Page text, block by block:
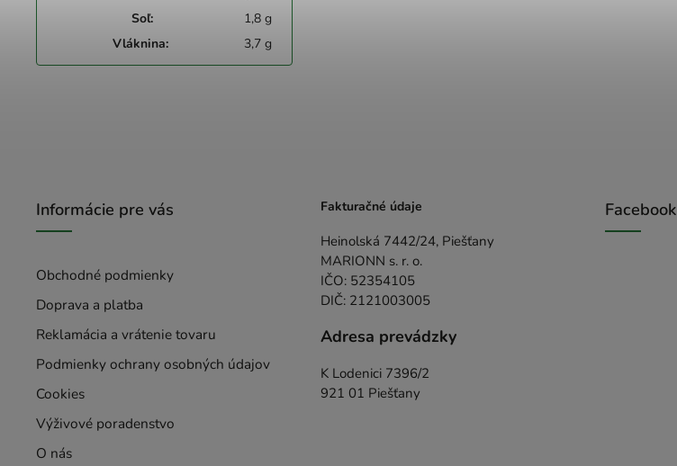
Soľ:
1,8 g
Vláknina:
3,7 g
Informácie pre vás
Obchodné podmienky
Doprava a platba
Reklamácia a vrátenie tovaru
Podmienky ochrany osobných údajov
Cookies
Výživové poradenstvo
O nás
Fakturačné údaje
Heinolská 7442/24, Piešťany
MARIONN s. r. o.
IČO: 52354105
DIČ: 2121003005
Adresa prevádzky
K Lodenici 7396/2
921 01 Piešťany
Facebook